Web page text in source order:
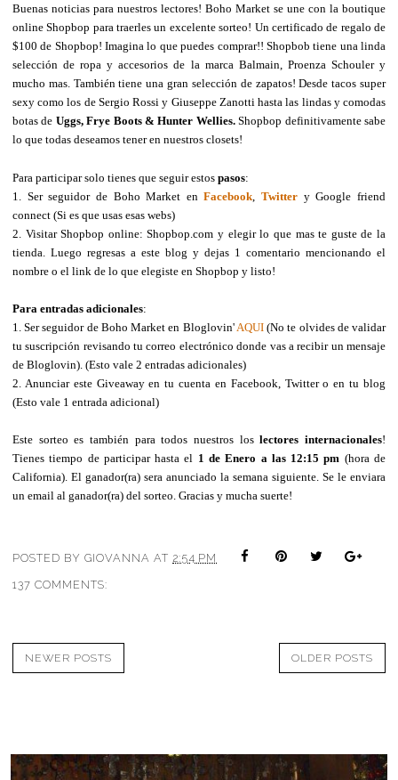
Buenas noticias para nuestros lectores! Boho Market se une con la boutique
online Shopbop para traerles un excelente sorteo! Un certificado de regalo de
$100 de Shopbop! Imagina lo que puedes comprar!! Shopbob tiene una linda
selección de ropa y accesorios de la marca Balmain, Proenza Schouler y
mucho mas. También tiene una gran selección de zapatos! Desde tacos super
sexy como los de Sergio Rossi y Giuseppe Zanotti hasta las lindas y comodas
botas de Uggs,Frye Boots&Hunter Wellies.Shopbop definitivamente sabe
lo que todas deseamos tener en nuestros closets!
Para participar solo tienes que seguir estos pasos:
1. Ser seguidor de Boho Market enFacebook ,Twitter y Google friend
connect (Si es que usas esas webs)
2. Visitar Shopbop online: Shopbop.com y elegir lo que mas te guste de la
tienda. Luego regresas a este blog y dejas 1 comentario mencionando el
nombre o el link de lo que elegiste en Shopbop y listo!
Para entradas adicionales:
1. Ser seguidor de Boho Market en Bloglovin' AQUI(No te olvides de validar
tu suscripción revisando tu correo electrónico donde vas a recibir un mensaje
de Bloglovin). (Esto vale 2 entradas adicionales)
2. Anunciar este Giveaway en tu cuenta en Facebook, Twitter o en tu blog
(Esto vale 1 entrada adicional)
Este sorteo es también para todos nuestros loslectores internacionales!
Tienes tiempo de participar hasta el 1 de Enero a las 12:15 pm (hora de
California). El ganador(ra) sera anunciado la semana siguiente. Se le enviara
un email al ganador(ra) del sorteo. Gracias y mucha suerte!
POSTED BY GIOVANNA AT 2:54 PM
137 COMMENTS:
NEWER POSTS OLDER POSTS